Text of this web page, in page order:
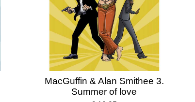
MacGuffin & Alan Smithee 3.
Summer of love